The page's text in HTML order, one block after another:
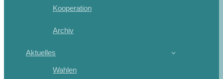
Kooperation
Archiv
Aktuelles
Wahlen